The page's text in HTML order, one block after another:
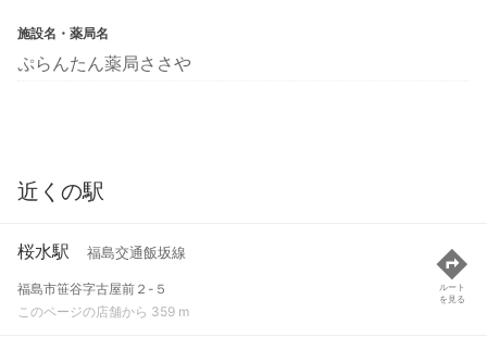
施設名・薬局名
ぷらんたん薬局ささや
近くの駅
桜水駅 福島交通飯坂線
福島市笹谷字古屋前２-５
このページの店舗から 359 m
ルート
を見る